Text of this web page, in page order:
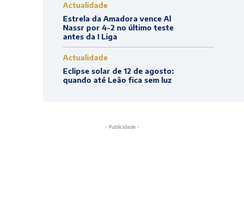
Actualidade
Estrela da Amadora vence Al
Nassr por 4-2 no último teste
antes da I Liga
Actualidade
Eclipse solar de 12 de agosto:
quando até Leão fica sem luz
- Publicidade -